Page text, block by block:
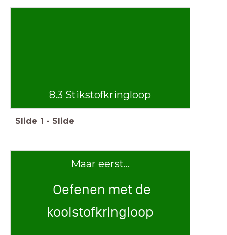
8.3 Stikstofkringloop
Slide 1 - Slide
Maar eerst...
Oefenen met de
koolstofkringloop